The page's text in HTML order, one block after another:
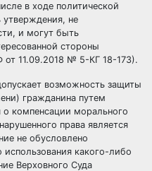
в ходе политической
не
и могут быть
стороны
от 11.09.2018 № 5-КГ 18-173).
возможность защиты
гражданина путем
о компенсации морального
права является
не обусловлено
какого-либо
Верховного Суда